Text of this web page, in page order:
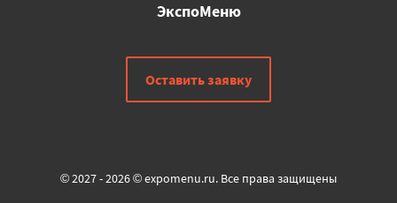
ЭкспоМеню
Оставить заявку
© 2027 - 2026 © expomenu.ru. Все права защищены